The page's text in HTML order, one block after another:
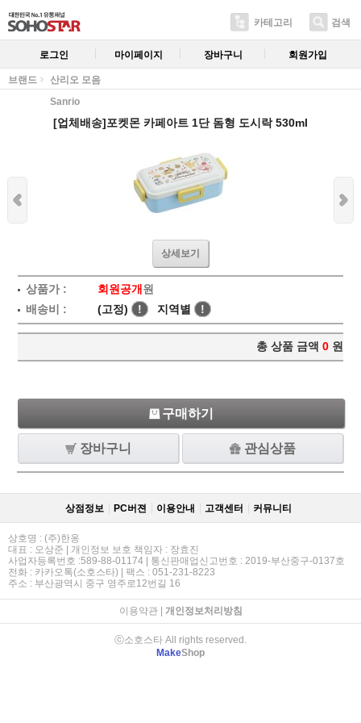
카테고리 검색
로그인 마이페이지 장바구니 회원가입
브랜드
산리오 모음
Sanrio
[업체배송]포켓몬 카페아트 1단 돔형 도시락 530ml
상세보기
상품가 : 회원공개 원
배송비 :
(고정) ! 지역별 !
총 상품 금액 0 원
구매하기
장바구니 관심상품
상점정보 PC버젼 이용안내 고객센터 커뮤니티
상호명 : (주)한옹
대표 : 오상준 | 개인정보 보호 책임자 : 장효진
사업자등록번호 :589-88-01174 | 통신판매업신고번호 : 2019-부산중구-0137호
전화 : 카카오톡(소호스타) | 팩스 : 051-231-8223
주소 : 부산광역시 중구 영주로12번길 16
이용약관| 개인정보처리방침
ⓒ소호스타 All rights reserved.
MakeShop